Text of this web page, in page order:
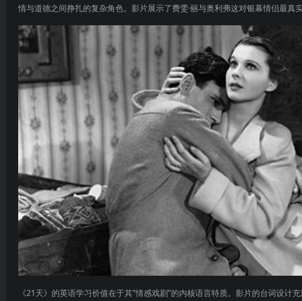
情与道德之间挣扎的复杂角色。影片展示了费雯·丽与奥利弗这对银幕情侣最真
《21天》的英语学习价值在于其”情感戏剧”的内核语言特质。影片的台词设计